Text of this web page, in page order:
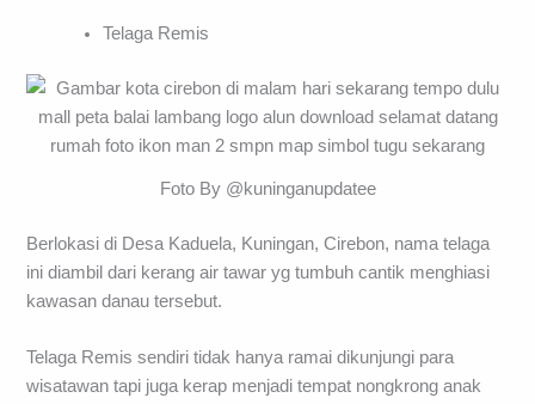
Telaga Remis
Foto By @kuninganupdatee
Berlokasi di Desa Kaduela, Kuningan, Cirebon, nama telaga
ini diambil dari kerang air tawar yg tumbuh cantik menghiasi
kawasan danau tersebut.
Telaga Remis sendiri tidak hanya ramai dikunjungi para
wisatawan tapi juga kerap menjadi tempat nongkrong anak